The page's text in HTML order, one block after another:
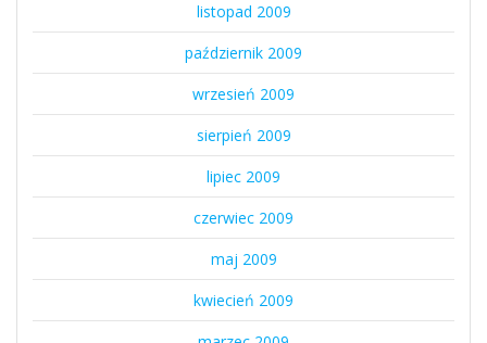
listopad 2009
październik 2009
wrzesień 2009
sierpień 2009
lipiec 2009
czerwiec 2009
maj 2009
kwiecień 2009